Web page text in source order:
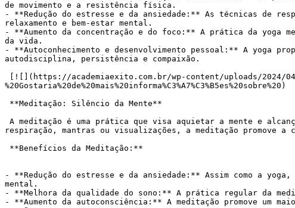
de movimento e a resistência física.
- **Redução do estresse e da ansiedade:** As técnicas de
relaxamento e bem-estar mental.
- **Aumento da concentração e do foco:** A prática da yoga
da vida.
- **Autoconhecimento e desenvolvimento pessoal:** A yoga
autodisciplina, persistência e compaixão.
%20Gostaria%20de%20mais%20informa%C3%A7%C3%B5es%20sobre%20)
respiração, mantras ou visualizações, a meditação
- **Redução do estresse e da ansiedade:** Assim como a
mental.
- **Melhora da qualidade do sono:** A prática regular da
- **Aumento da autoconsciência:** A meditação promove um